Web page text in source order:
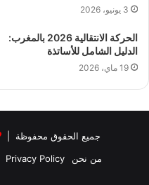
3 يونيو، 2026
الحركة الانتقالية 2026 بالمغرب:
الدليل الشامل للأساتذة
19 ماي، 2026
جميع الحقوق محفوظة |
من نحن
Privacy Policy